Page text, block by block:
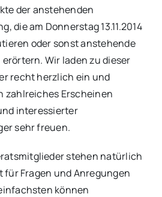
der anstehenden
die am Donnerstag 13.11.2014
oder sonst anstehende
Wir laden zu dieser
recht herzlich ein und
zahlreiches Erscheinen
interessierter
sehr freuen.
stehen natürlich
für Fragen und Anregungen
können